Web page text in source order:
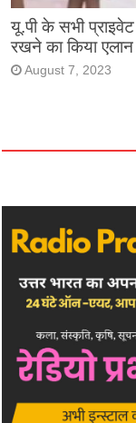
यू.पी के सभी
रखने का किया
August 7, 2023